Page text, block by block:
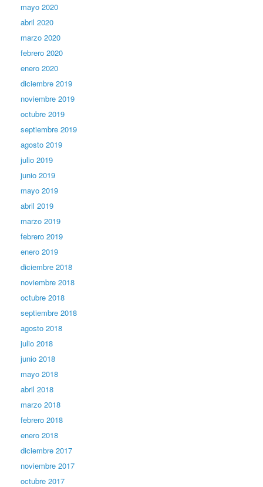
mayo 2020
abril 2020
marzo 2020
febrero 2020
enero 2020
diciembre 2019
noviembre 2019
octubre 2019
septiembre 2019
agosto 2019
julio 2019
junio 2019
mayo 2019
abril 2019
marzo 2019
febrero 2019
enero 2019
diciembre 2018
noviembre 2018
octubre 2018
septiembre 2018
agosto 2018
julio 2018
junio 2018
mayo 2018
abril 2018
marzo 2018
febrero 2018
enero 2018
diciembre 2017
noviembre 2017
octubre 2017